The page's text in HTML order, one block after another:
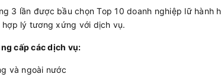
3 lần được bầu chọn Top 10 doanh nghiệp lữ hành
hợp lý tương xứng với dịch vụ.
cấp các dịch vụ:
và ngoài nước